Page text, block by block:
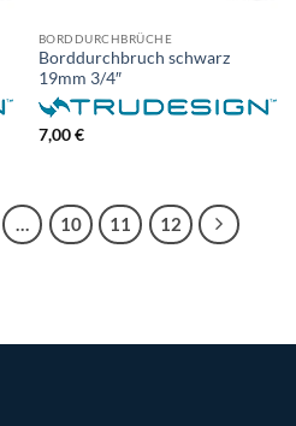
BORDDURCHBRÜCHE
Borddurchbruch schwarz
19mm 3/4″
7,00€
… 10 11 12